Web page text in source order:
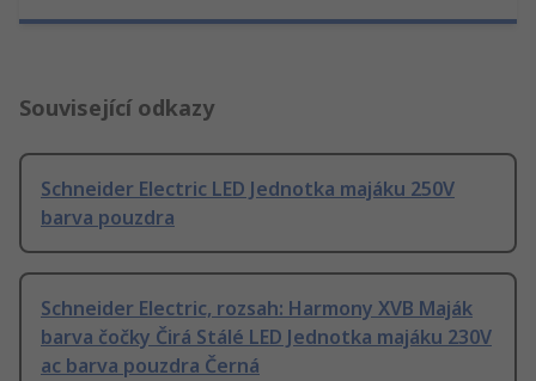
Související odkazy
Schneider Electric LED Jednotka majáku 250V
barva pouzdra
Schneider Electric, rozsah: Harmony XVB Maják
barva čočky Čirá Stálé LED Jednotka majáku 230V
ac barva pouzdra Černá